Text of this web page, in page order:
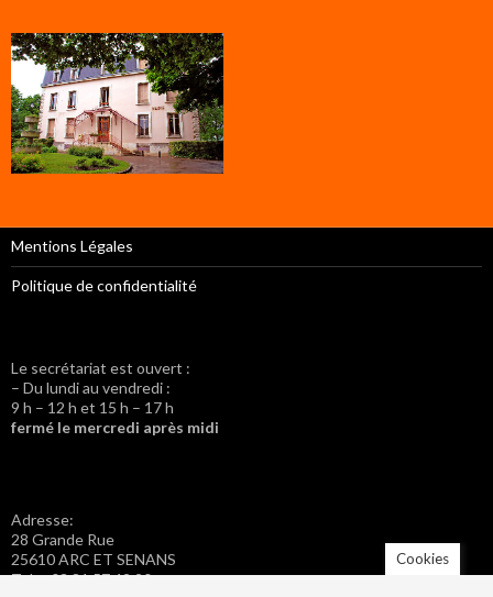
Mentions Légales
Politique de confidentialité
Le secrétariat est ouvert :
– Du lundi au vendredi :
9 h – 12 h et 15 h – 17 h
fermé le mercredi après midi
Adresse:
28 Grande Rue
25610 ARC ET SENANS
Tel. : 03 81 57 42 20
Cookies